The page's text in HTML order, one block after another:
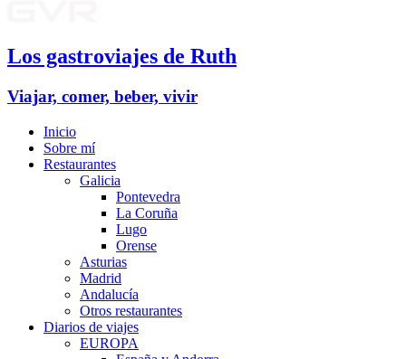
Los gastroviajes de Ruth
Viajar, comer, beber, vivir
Inicio
Sobre mí
Restaurantes
Galicia
Pontevedra
La Coruña
Lugo
Orense
Asturias
Madrid
Andalucía
Otros restaurantes
Diarios de viajes
EUROPA